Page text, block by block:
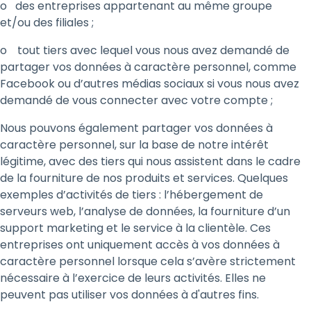
o des entreprises appartenant au même groupe
et/ou des filiales ;
o
​tout tiers avec lequel vous nous avez demandé de
partager vos données à caractère personnel, comme
Facebook ou d’autres médias sociaux si vous nous avez
demandé de vous connecter avec votre compte ;
Nous pouvons également partager vos données à
caractère personnel, sur la base de notre intérêt
légitime, avec des tiers qui nous assistent dans le cadre
de la fourniture de nos produits et services. Quelques
exemples d’activités de tiers : l’hébergement de
serveurs web, l’analyse de données, la fourniture d’un
support marketing et le service à la clientèle. Ces
entreprises ont uniquement accès à vos données à
caractère personnel lorsque cela s’avère strictement
nécessaire à l’exercice de leurs activités. Elles ne
peuvent pas utiliser vos données à d'autres fins.